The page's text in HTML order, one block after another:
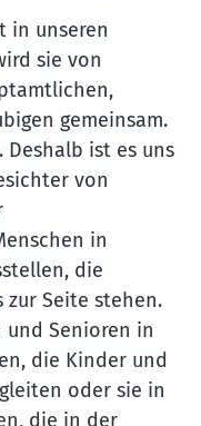
in unseren
sie von
gemeinsam.
Deshalb ist es uns
von
in
die
Seite stehen.
Senioren in
die Kinder und
oder sie in
die in der